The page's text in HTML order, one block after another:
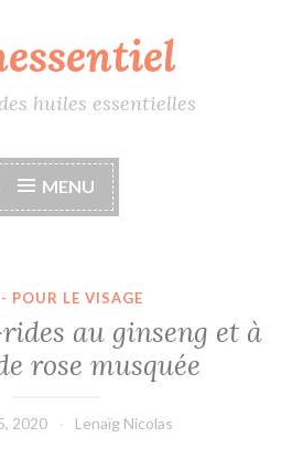
huiles essentielles
MENU
POUR LE VISAGE
au ginseng et à
rose musquée
2020 Lenaïg Nicolas